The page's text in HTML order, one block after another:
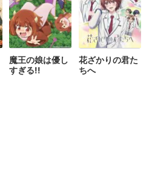
魔王の娘は優し
すぎる!!
花ざかりの君た
ちへ